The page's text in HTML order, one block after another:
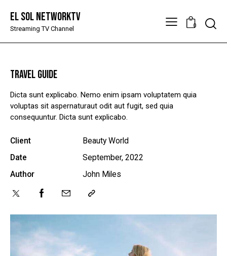
El Sol NetworkTV
Streaming TV Channel 0
TRAVEL GUIDE
Dicta sunt explicabo. Nemo enim ipsam voluptatem quia
voluptas sit aspernaturaut odit aut fugit, sed quia
consequuntur. Dicta sunt explicabo.
Client
Beauty World
Date
September, 2022
Author
John Miles
Twitter-FacebookShare-
Copy
to